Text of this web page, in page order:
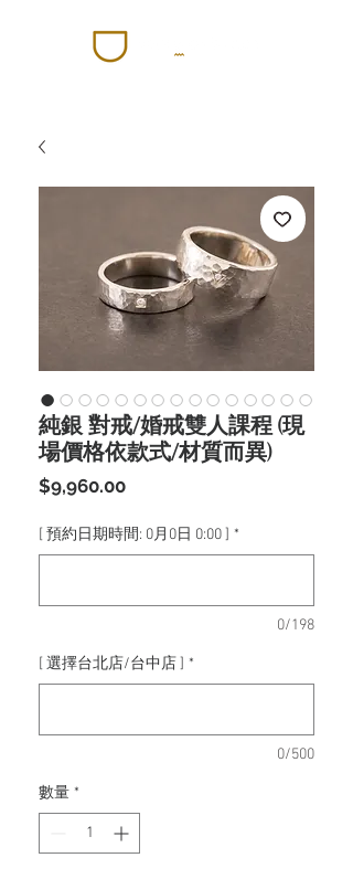
純銀 對戒/婚戒雙人課程 (現
場價格依款式/材質而異)
$9,960.00價
[ 預約日期時間: 0月0日 0:00 ] *
0/198
[ 選擇台北店/台中店 ] *
0/500
數量 *